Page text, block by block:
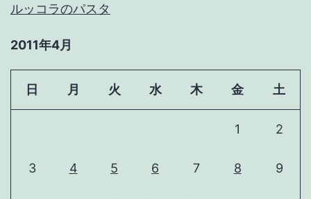
ルッコラのパスタ
2011年4月
日 月 火 水 木 金 土
1 2
3 4 5 6 7 8 9